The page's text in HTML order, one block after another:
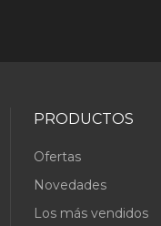
PRODUCTOS
Ofertas
Novedades
Los más vendidos